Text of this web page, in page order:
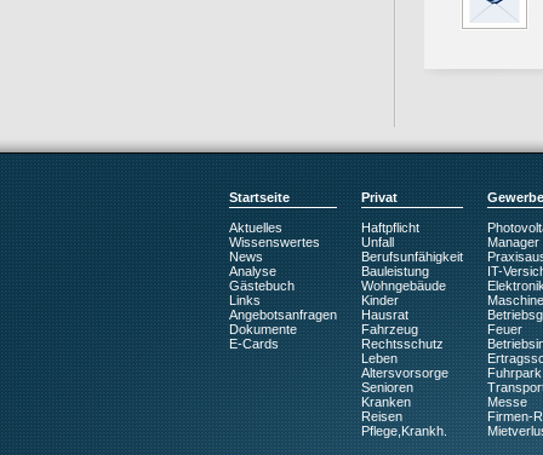
Startseite
Aktuelles
Wissenswertes
News
Analyse
Gästebuch
Links
Angebotsanfragen
Dokumente
E-Cards
Privat
Haftpflicht
Unfall
Berufsunfähigkeit
Bauleistung
Wohngebäude
Kinder
Hausrat
Fahrzeug
Rechtsschutz
Leben
Altersvorsorge
Senioren
Kranken
Reisen
Pflege,Krankh.
Gewerbe
Manager
IT-
Feuer
Fuhrpark
Messe
Firmen-